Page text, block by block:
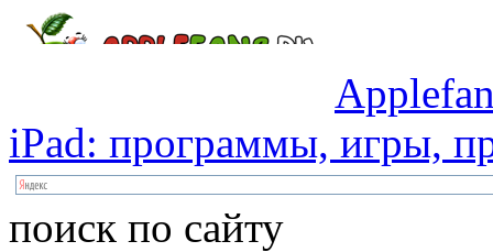
iPad: программы, игры,
поиск по сайту